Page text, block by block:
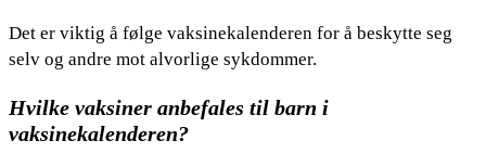
Det er viktig å følge vaksinekalenderen for å beskytte seg
selv og andre mot alvorlige sykdommer.
Hvilke vaksiner anbefales til barn i
vaksinekalenderen?